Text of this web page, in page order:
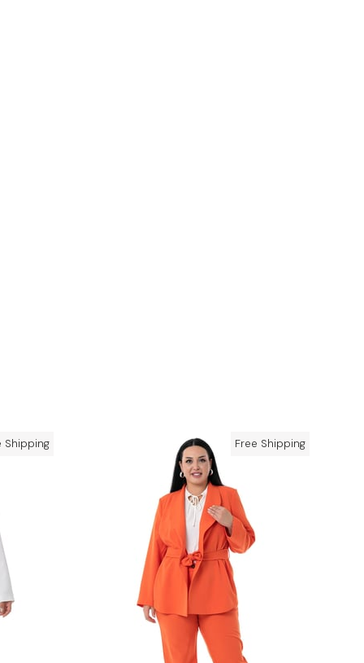
Shipping Free Shipping